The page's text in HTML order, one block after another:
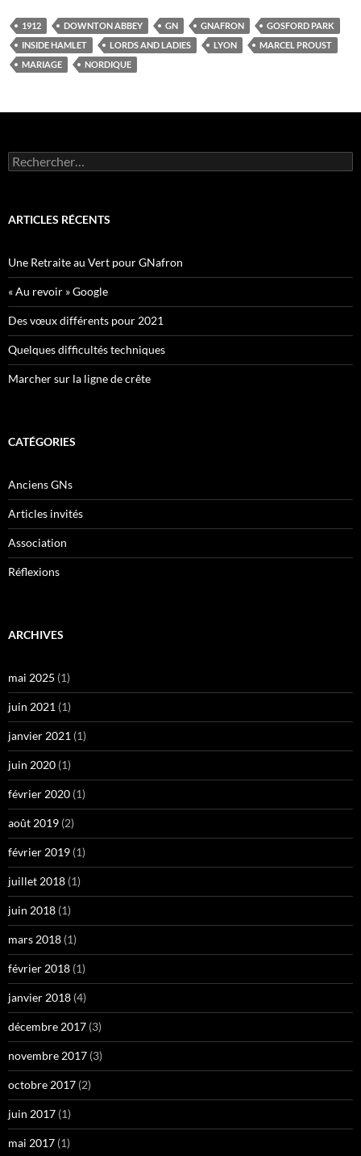
1912 DOWNTON ABBEY GN GNAFRON
GOSFORD PARK
INSIDE HAMLET
LORDS AND LADIES LYON
MARCEL PROUST
MARIAGE
NORDIQUE
Rechercher :
ARTICLES RÉCENTS
Une Retraite au Vert pour GNafron
« Au revoir » Google
Des vœux différents pour 2021
Quelques difficultés techniques
Marcher sur la ligne de crête
CATÉGORIES
Anciens GNs
Articles invités
Association
Réflexions
ARCHIVES
mai 2025 (1)
juin 2021 (1)
janvier 2021 (1)
juin 2020 (1)
février 2020 (1)
août 2019 (2)
février 2019 (1)
juillet 2018 (1)
juin 2018 (1)
mars 2018 (1)
février 2018 (1)
janvier 2018 (4)
décembre 2017 (3)
novembre 2017 (3)
octobre 2017 (2)
juin 2017 (1)
mai 2017 (1)